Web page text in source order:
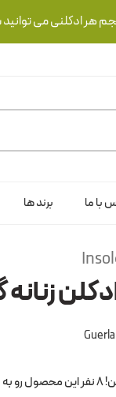
هر ادکلنی می توانید
با ما برند ها
کردن.